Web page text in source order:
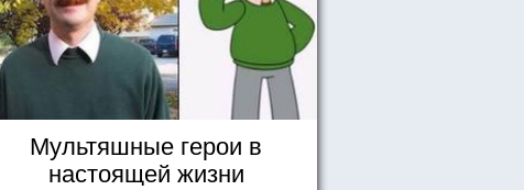
Мультяшные герои в
настоящей жизни